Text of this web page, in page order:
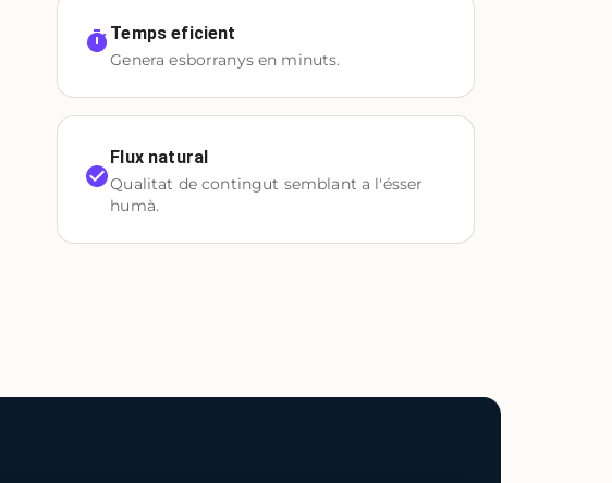
Temps eficient
Genera esborranys en minuts.
Flux natural
Qualitat de contingut semblant a l'ésser
humà.